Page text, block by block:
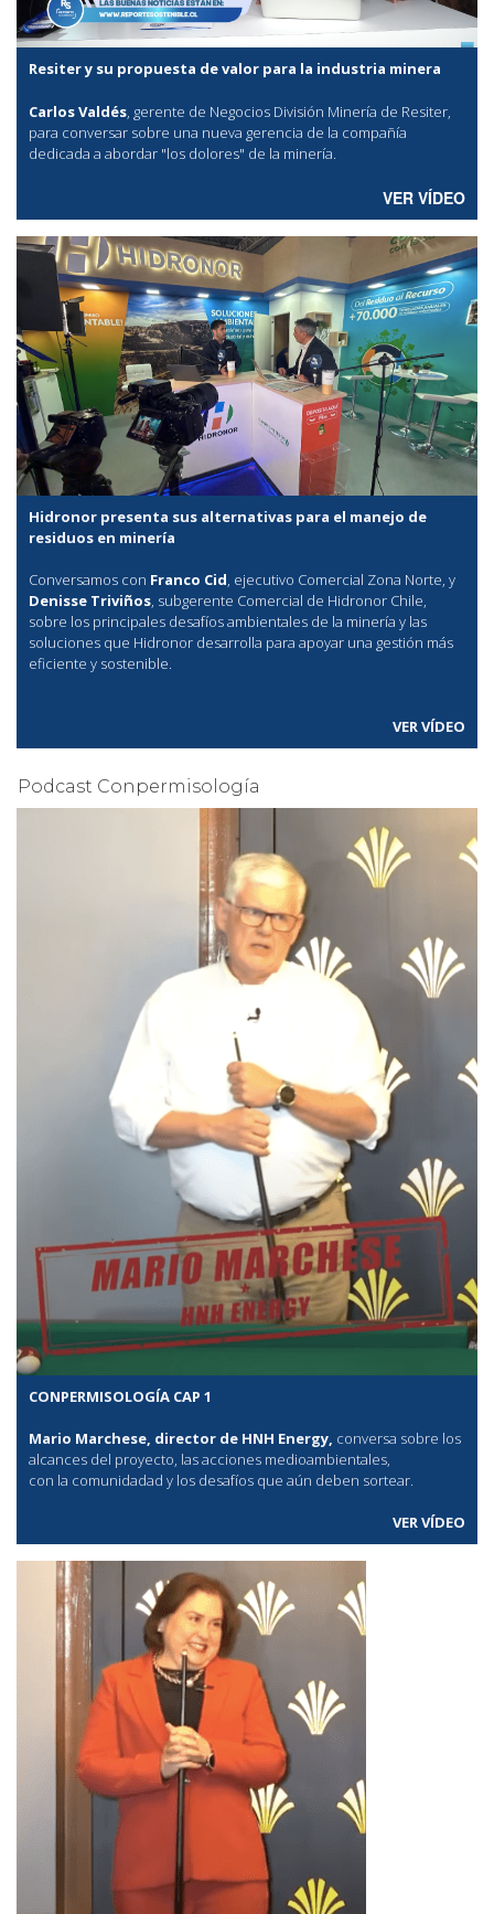
Resiter y su propuesta de valor para la industria minera
Carlos Valdés, gerente de Negocios División Minería de Resiter,
para conversar sobre una nueva gerencia de la compañía
dedicada a abordar "los dolores" de la minería.
VER VÍDEO
Hidronor presenta sus alternativas para el manejo de
residuos en minería
Conversamos con Franco Cid, ejecutivo Comercial Zona Norte, y
Denisse Triviños, subgerente Comercial de Hidronor Chile,
sobre los principales desafíos ambientales de la minería y las
soluciones que Hidronor desarrolla para apoyar una gestión más
eficiente y sostenible.
VER VÍDEO
Podcast Conpermisología
CONPERMISOLOGÍA CAP 1
Mario Marchese, director de HNH Energy, conversa sobre los
alcances del proyecto, las acciones medioambientales,
con la comunidadad y los desafíos que aún deben sortear.
VER VÍDEO